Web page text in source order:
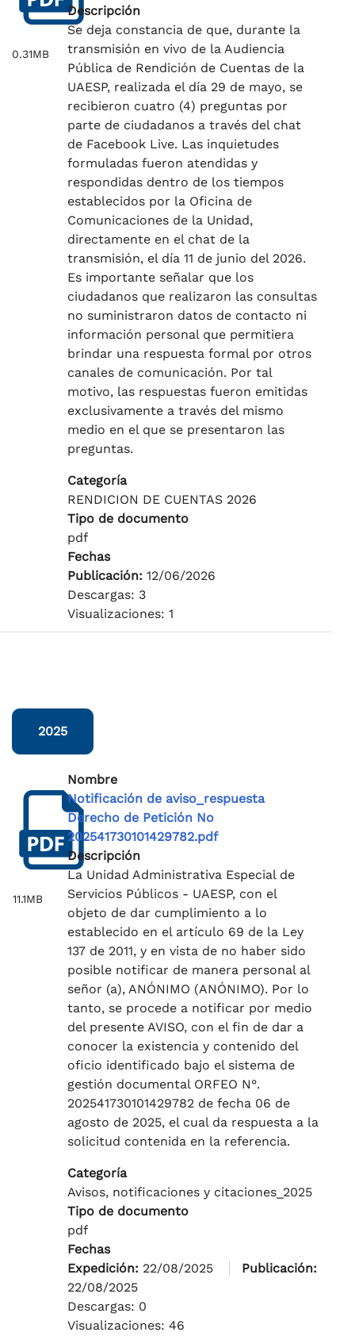
0.31MB
Descripción
Se deja constancia de que, durante la
transmisión en vivo de la Audiencia
Pública de Rendición de Cuentas de la
UAESP, realizada el día 29 de mayo, se
recibieron cuatro (4) preguntas por
parte de ciudadanos a través del chat
de Facebook Live. Las inquietudes
formuladas fueron atendidas y
respondidas dentro de los tiempos
establecidos por la Oficina de
Comunicaciones de la Unidad,
directamente en el chat de la
transmisión, el día 11 de junio del 2026.
Es importante señalar que los
ciudadanos que realizaron las consultas
no suministraron datos de contacto ni
información personal que permitiera
brindar una respuesta formal por otros
canales de comunicación. Por tal
motivo, las respuestas fueron emitidas
exclusivamente a través del mismo
medio en el que se presentaron las
preguntas.
Categoría
RENDICION DE CUENTAS 2026
Tipo de documento
pdf
Fechas
Publicación: 12/06/2026
Descargas: 3
Visualizaciones: 1
2025
11.1MB
Nombre
Notificación de aviso_respuesta
Derecho de Petición No
202541730101429782.pdf
Descripción
La Unidad Administrativa Especial de
Servicios Públicos - UAESP, con el
objeto de dar cumplimiento a lo
establecido en el artículo 69 de la Ley
137 de 2011, y en vista de no haber sido
posible notificar de manera personal al
señor (a), ANÓNIMO (ANÓNIMO). Por lo
tanto, se procede a notificar por medio
del presente AVISO, con el fin de dar a
conocer la existencia y contenido del
oficio identificado bajo el sistema de
gestión documental ORFEO N°.
202541730101429782 de fecha 06 de
agosto de 2025, el cual da respuesta a la
solicitud contenida en la referencia.
Categoría
Avisos, notificaciones y citaciones_2025
Tipo de documento
pdf
Fechas
Expedición: 22/08/2025
Publicación:
22/08/2025
Descargas: 0
Visualizaciones: 46